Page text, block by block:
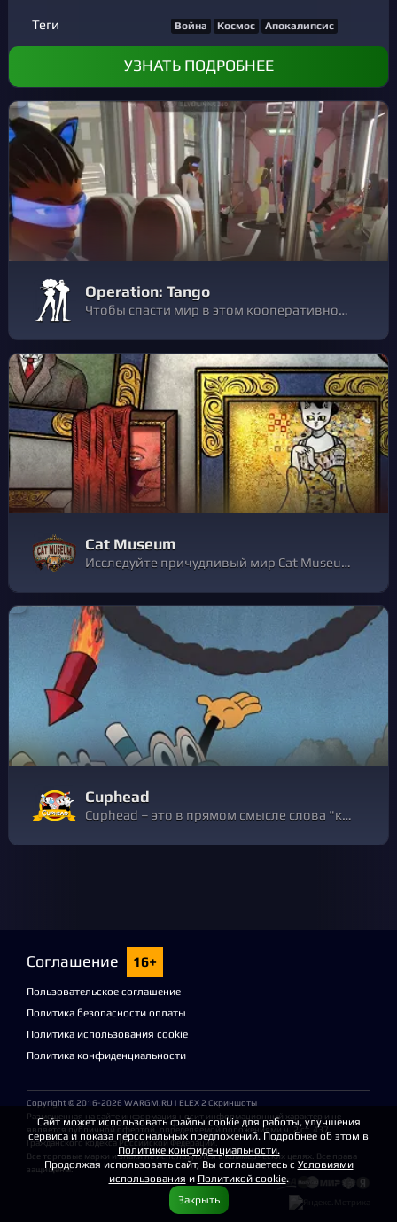
Теги Война Космос Апокалипсис
УЗНАТЬ ПОДРОБНЕЕ
Operation: Tango
Чтобы спасти мир в этом кооперативном шпионском приключении, нужны двое. Объединитесь со своим другом как Агент или Хакер - вы будете поддерживать только голосовую связь - и вместе избавьтесь от глобальной киберугрозы.
Cat Museum
Исследуйте причудливый мир Cat Museum — двухмерной приключенческой игры, нарисованной в сюрреалистическом стиле. Решайте странные головоломки в компании с озорной кошкой, чтобы раскрыть тайну загадочного музея.
Cuphead
Cuphead – это в прямом смысле слова "классический" платформер. Классический, потому что все в нем выдержано в духе 1930-х: от графики, кажется, вышедшей из-под пера самого Уолта Диснея, до акварельных фонов и джазового музыкального сопровождения.
Соглашение 16+
Пользовательское соглашение
Политика безопасности оплаты
Политика использования cookie
Политика конфиденциальности
Copyright © 2016-2026 WARGM.RU | ELEX 2 Скриншоты
Размещенная на сайте информация носит информационный характер и не
является публичной офертой, определяемой положениями ч. 2 ст. 437
Гражданского кодекса Российской Федерации.
Все торговые марки и знаки не используются в коммерческих целях. Все права
защищены.
Сайт может использовать файлы cookie для работы, улучшения
сервиса и показа персональных предложений. Подробнее об этом в
Политике конфиденциальности.
Продолжая использовать сайт, Вы соглашаетесь с Условиями
использования и Политикой cookie.
Закрыть